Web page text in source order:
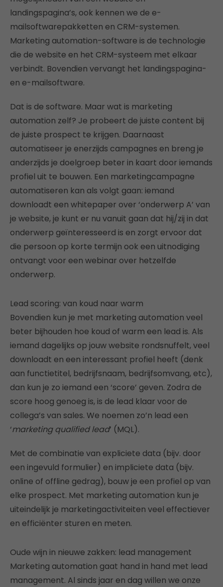
landingspagina’s, ook kennen we de e-
mailsoftwarepakketten en CRM-systemen.
Marketing automation-software is de technologie
die de website en het CRM-systeem met elkaar
verbindt. Bovendien vervangt het landingspagina-
en e-mailsoftware.
Dat is de software. Maar wat is marketing
automation zelf? Je probeert de juiste content bij
de juiste prospect te krijgen. Daarnaast
automatiseer je enerzijds campagnes en breng je
anderzijds je doelgroep beter in kaart door iemands
profiel uit te bouwen. Een marketingcampagne
automatiseren kan als volgt gaan: iemand
downloadt een whitepaper over ‘onderwerp A’ van
je website, je kunt er nu vanuit gaan dat hij/zij in dat
onderwerp geïnteresseerd is en zorgt ervoor dat
die persoon op korte termijn ook een uitnodiging
ontvangt voor een webinar over hetzelfde
onderwerp.
Lead scoring: van koud naar warm
Bovendien kun je met marketing automation veel
beter bijhouden hoe koud of warm een lead is. Als
iemand dagelijks op jouw website rondsnuffelt, veel
downloadt en een interessant profiel heeft (denk
aan functietitel, bedrijfsnaam, bedrijfsomvang, etc),
dan kun je zo iemand een ‘score’ geven. Zodra de
score hoog genoeg is, is de lead klaar voor de
collega’s van sales. We noemen zo’n lead een
‘marketing qualified lead’ (MQL).
Met de combinatie van expliciete data (bijv. door
een ingevuld formulier) en impliciete data (bijv.
online of offline gedrag), bouw je een profiel op van
elke prospect. Met marketing automation kun je
uiteindelijk je marketingactiviteiten veel effectiever
en efficiënter sturen en meten.
Oude wijn in nieuwe zakken: lead management
Marketing automation gaat hand in hand met lead
management. Al sinds jaar en dag willen we onze